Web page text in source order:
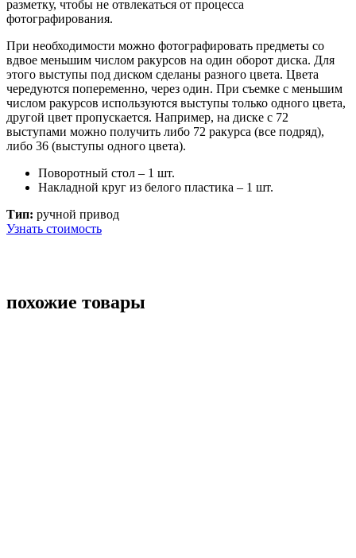
разметку, чтобы не отвлекаться от процесса
фотографирования.
При необходимости можно фотографировать предметы со
вдвое меньшим числом ракурсов на один оборот диска. Для
этого выступы под диском сделаны разного цвета. Цвета
чередуются попеременно, через один. При съемке с меньшим
числом ракурсов используются выступы только одного цвета,
другой цвет пропускается. Например, на диске с 72
выступами можно получить либо 72 ракурса (все подряд),
либо 36 (выступы одного цвета).
Поворотный стол – 1 шт.
Накладной круг из белого пластика – 1 шт.
Тип: ручной привод
Узнать стоимость
похожие товары